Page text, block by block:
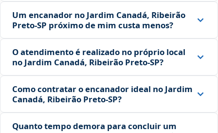
Um encanador no Jardim Canadá, Ribeirão
Preto‑SP próximo de mim custa menos?
O atendimento é realizado no próprio local
no Jardim Canadá, Ribeirão Preto‑SP?
Como contratar o encanador ideal no Jardim
Canadá, Ribeirão Preto‑SP?
Quanto tempo demora para concluir um